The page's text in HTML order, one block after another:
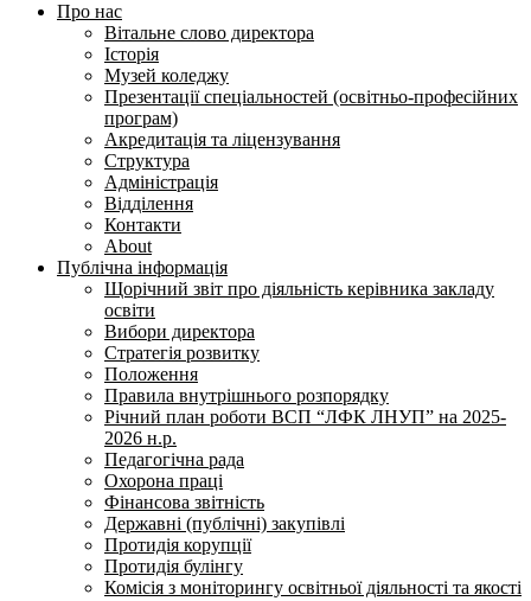
Про нас
Вітальне слово директора
Історія
Музей коледжу
Презентації спеціальностей (освітньо-професійних
програм)
Акредитація та ліцензування
Структура
Адміністрація
Відділення
Контакти
About
Публічна інформація
Щорічний звіт про діяльність керівника закладу
освіти
Вибори директора
Стратегія розвитку
Положення
Правила внутрішнього розпорядку
Річний план роботи ВСП “ЛФК ЛНУП” на 2025-
2026 н.р.
Педагогічна рада
Охорона праці
Фінансова звітність
Державні (публічні) закупівлі
Протидія корупції
Протидія булінгу
Комісія з моніторингу освітньої діяльності та якості